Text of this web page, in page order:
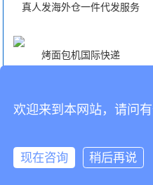
真人发海外仓一件代发服务
烤面包机国际快递
烤面包机国际空运服务
CopyRight © 深圳
欢迎来到本网站，请问有
现在咨询 稍后再说